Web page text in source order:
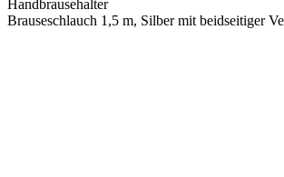
Handbrausehalter
Brauseschlauch 1,5 m, Silber mit beidseitiger